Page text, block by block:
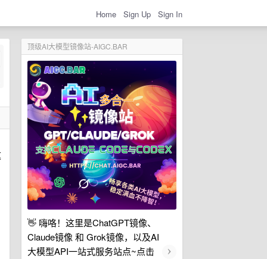
Home Sign Up Sign In
顶级AI大模型镜像站-AIGC.BAR
👋 嗨咯！这里是ChatGPT镜像、
Claude镜像 和 Grok镜像，以及AI
大模型API一站式服务站点~点击
›